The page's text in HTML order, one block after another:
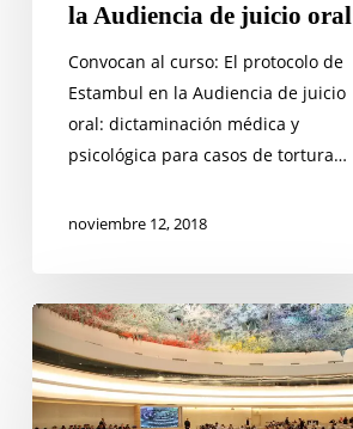
protocolo
Estambul
la Audiencia de juicio oral
Convocan al curso: El protocolo de
Estambul en la Audiencia de juicio
oral: dictaminación médica y
psicológica para casos de tortura…
noviembre 12, 2018
Comunicado:
México
reprueba
en